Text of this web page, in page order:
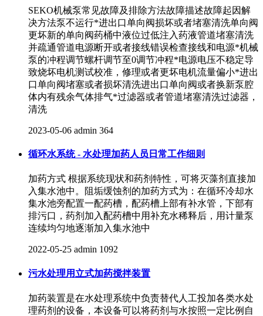
SEKO机械泵常见故障及排除方法故障描述故障起因解
决方法泵不运行*进出口单向阀损坏或者堵塞清洗单向阀
更坏新的单向阀药桶中液位过低注入药液管道堵塞清洗
并疏通管道电源断开或者接线错误检查接线和电源*机械
泵的冲程调节螺杆调节至0调节冲程*电源电压不稳定导
致烧坏电机测试校准，修理或者更坏电机流量偏小*进出
口单向阀堵塞或者损坏清洗进出口单向阀或者换新泵腔
体内有残余气体排气*过滤器或者管道堵塞清洗过滤器，
清洗
2023-05-06 admin 364
循环水系统 - 水处理加药人员日常工作细则
加药方式 根据系统现状和药剂特性，可将灭藻剂直接加
入集水池中。阻垢缓蚀剂的加药方式为：在循环冷却水
集水池旁配置一配药槽，配药槽上部有补水管，下部有
排污口，药剂加入配药槽中用补充水稀释后，用计量泵
连续均匀地逐渐加入集水池中
2022-05-25 admin 1092
污水处理用立式加药搅拌装置
加药装置是在水处理系统中负责替代人工投加各类水处
理药剂的设备，本设备可以将药剂与水按照一定比例自